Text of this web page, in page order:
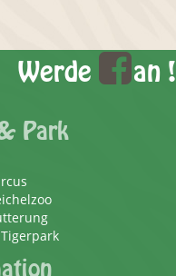
Werde an !
Park